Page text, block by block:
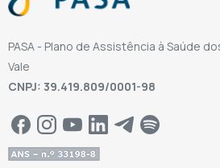
PASA - Plano de Assistência à Saúde
Vale
CNPJ: 39.419.809/0001-98